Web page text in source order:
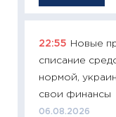
22:55
Новые
списание
нормой,
свои финансы
06.08.2026